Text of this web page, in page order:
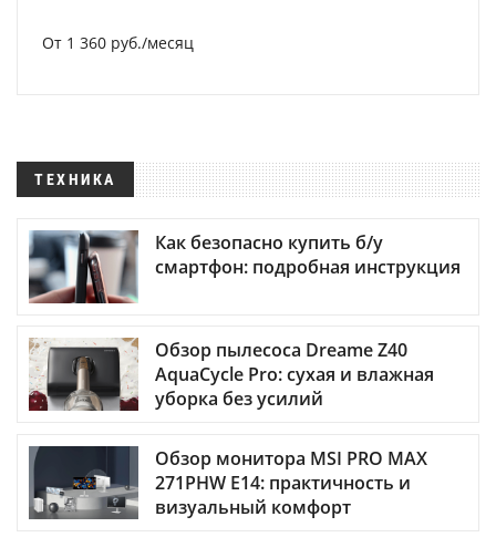
От 1 360 руб./месяц
ТЕХНИКА
Как безопасно купить б/у
смартфон: подробная инструкция
Обзор пылесоса Dreame Z40
AquaCycle Pro: сухая и влажная
уборка без усилий
Обзор монитора MSI PRO MAX
271PHW E14: практичность и
визуальный комфорт